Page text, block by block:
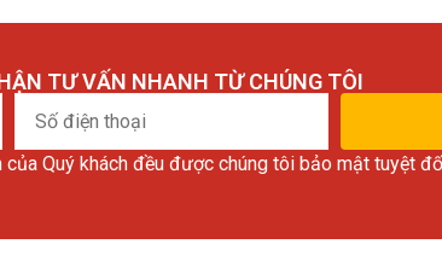
TƯ VẤN NHANH TỪ CHÚNG TÔI
Số
điện
của Quý khách đều được chúng tôi bảo mật tuyệt